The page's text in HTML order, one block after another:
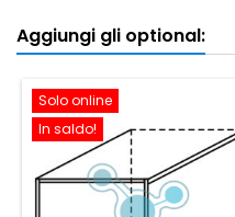
Aggiungi gli optional:
Solo online
In saldo!